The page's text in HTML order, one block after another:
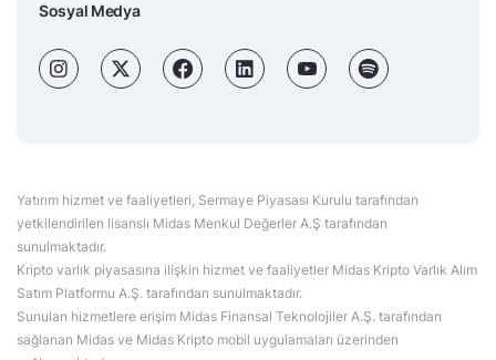
Sosyal Medya
Yatırım hizmet ve faaliyetleri, Sermaye Piyasası Kurulu tarafından
yetkilendirilen lisanslı Midas Menkul Değerler A.Ş tarafından
sunulmaktadır.
Kripto varlık piyasasına ilişkin hizmet ve faaliyetler Midas Kripto Varlık Alım
Satım Platformu A.Ş. tarafından sunulmaktadır.
Sunulan hizmetlere erişim Midas Finansal Teknolojiler A.Ş. tarafından
sağlanan Midas ve Midas Kripto mobil uygulamaları üzerinden